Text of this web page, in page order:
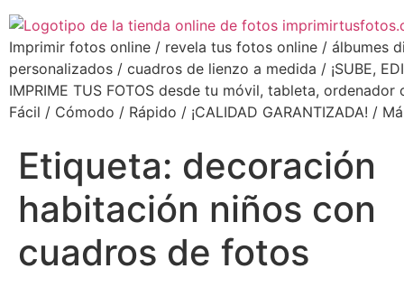
Imprimir fotos online / revela tus fotos online / álbumes
personalizados / cuadros de lienzo a medida / ¡SUBE,
IMPRIME TUS FOTOS desde tu móvil, tableta, ordenador
Fácil / Cómodo / Rápido / ¡CALIDAD GARANTIZADA! /
Etiqueta: decoración
habitación niños con
cuadros de fotos